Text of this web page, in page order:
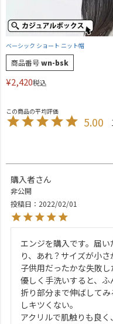
ベーシック ショート ニット帽
商品番号wn-bsk
¥2,420税込
5.00
購入者
非公開
投稿日
2022/02/01
エンジを購入です。届
り、あれ？サイズが小
子供用だったかな失敗し
優しく手洗いすると、ふ
折り部分まで伸ばして
しキツくない。
アクリルで肌触りも良く